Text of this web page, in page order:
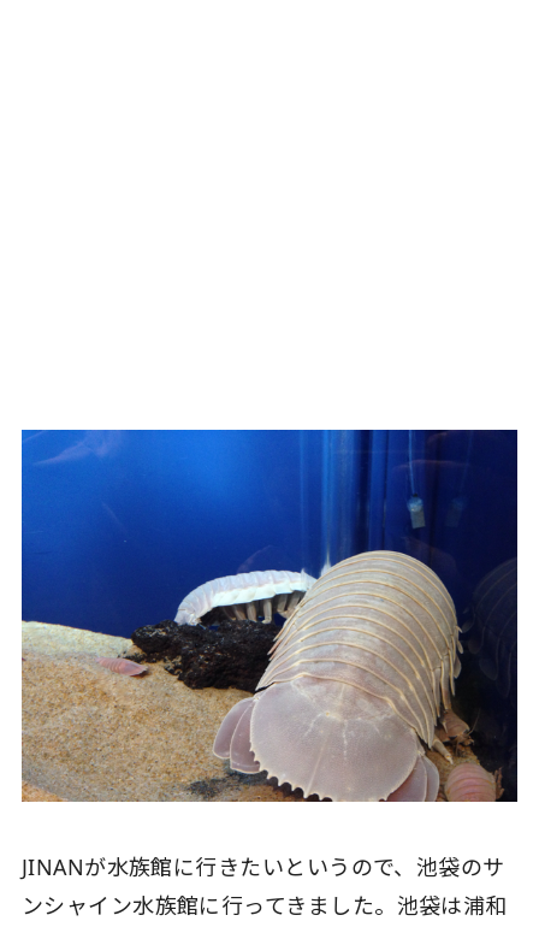
JINANが水族館に行きたいというので、池袋のサ
ンシャイン水族館に行ってきました。池袋は浦和